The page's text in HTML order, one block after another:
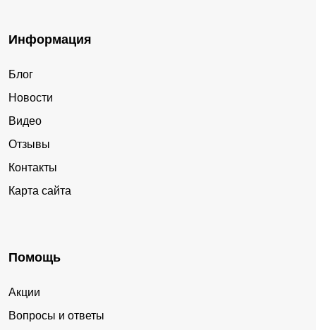
Информация
Блог
Новости
Видео
Отзывы
Контакты
Карта сайта
Помощь
Акции
Вопросы и ответы